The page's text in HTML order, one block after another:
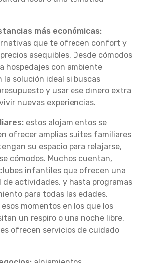
más económicas:
que te ofrecen confort y
asequibles. Desde cómodos
hospedajes con ambiente
la solución ideal si buscas
y usar ese dinero extra
nuevas experiencias.
estos alojamientos se
ofrecer amplias suites familiares
su espacio para relajarse,
cómodos. Muchos cuentan,
infantiles que ofrecen una
de actividades, y hasta programas
para todas las edades.
momentos en los que los
un respiro o una noche libre,
ofrecen servicios de cuidado